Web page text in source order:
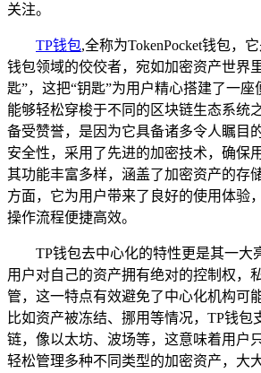
关注。
TP钱包,全称为TokenPocket钱包，
钱包领域的佼佼者，宛如加密资产世界
匙”，这把“钥匙”为用户精心搭建了一座
能够轻松穿梭于不同的区块链生态系统
备受赞誉，是因为它具备诸多令人瞩目
安全性，采用了先进的加密技术，确保
其功能丰富多样，涵盖了加密资产的存
方面，它为用户带来了良好的使用体验
操作流程便捷高效。
TP钱包去中心化的特性更是其一大
用户对自己的资产拥有绝对的控制权，
管，这一特点有效避免了中心化机构可
比如资产被冻结、挪用等情况，TP钱包
链，像以太坊、波场等，这意味着用户
轻松管理多种不同类型的加密资产，大